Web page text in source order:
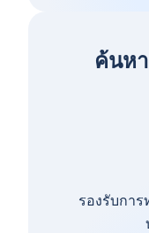
ค้นห
รองรับการ